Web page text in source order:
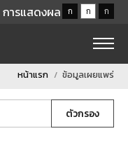
การแสดงผล ก ก ก
หน้าแรก ข้อมูลเผยแพร่
ตัวกรอง